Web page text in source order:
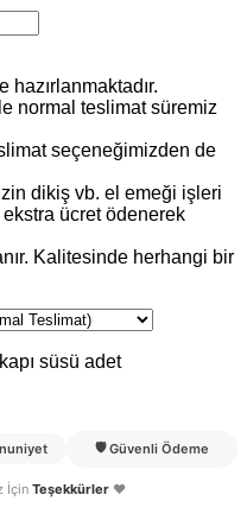
hazırlanmaktadır.
normal teslimat süremiz
seçeneğimizden de
dikiş vb. el emeği işleri
ücret ödenerek
Kalitesinde herhangi bir
süsü adet
🛡️ Güvenli Ödeme
İçin Teşekkürler❤️